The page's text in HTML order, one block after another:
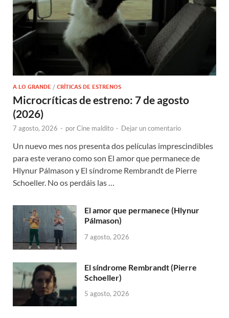
A LO GRANDE / CRÍTICAS DE ESTRENOS
Microcríticas de estreno: 7 de agosto
(2026)
7 agosto, 2026 - porCine maldito - Dejar un comentario
Un nuevo mes nos presenta dos películas imprescindibles
para este verano como son El amor que permanece de
Hlynur Pálmason y El síndrome Rembrandt de Pierre
Schoeller. No os perdáis las …
El amor que permanece (Hlynur
Pálmason)
7 agosto, 2026
El síndrome Rembrandt (Pierre
Schoeller)
5 agosto, 2026